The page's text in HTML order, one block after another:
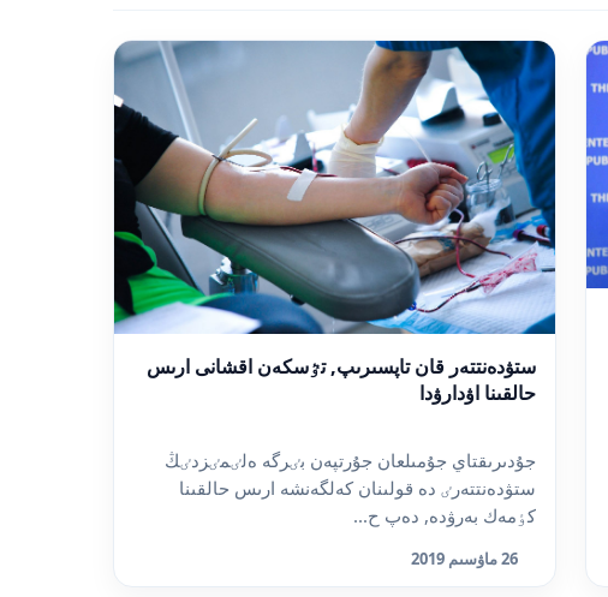
ستۋدەنتتەر قان تاپسىرىپ, تٷسكەن اقشانى ارىس
حالقىنا اۋدارۋدا
جۇدىرىقتاي جۇمىلعان جۇرتپەن بٸرگە ەلٸمٸزدٸڭ
ستۋدەنتتەرٸ دە قولىنان كەلگەنشە ارىس حالقىنا
كٶمەك بەرۋدە, دەپ ح...
26 ماۋسىم 2019